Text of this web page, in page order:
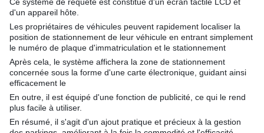
d'un appareil hôte.
Les propriétaires de véhicules peuvent rapidement localiser la
position de stationnement de leur véhicule en entrant simplement
le numéro de plaque d'immatriculation et le stationnement
Après cela, le système affichera la zone de stationnement
concernée sous la forme d'une carte électronique, guidant ainsi
efficacement le
En outre, il est équipé d'une fonction de publicité, ce qui le rend
plus facile à utiliser.
En résumé, il s'agit d'un ajout pratique et précieux à la gestion